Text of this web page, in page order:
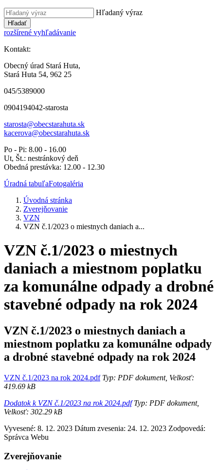
Hľadaný výraz
Hľadať
rozšírené vyhľadávanie
Kontakt:
Obecný úrad Stará Huta,
Stará Huta 54, 962 25
045/5389000
0904194042-starosta
starosta@obecstarahuta.sk
kacerova@obecstarahuta.sk
Po - Pi: 8.00 - 16.00
Ut, Št.: nestránkový deň
Obedná prestávka: 12.00 - 12.30
Úradná tabuľaFotogaléria
Úvodná stránka
Zverejňovanie
VZN
VZN č.1/2023 o miestnych daniach a...
VZN č.1/2023 o miestnych
daniach a miestnom poplatku
za komunálne odpady a drobné
stavebné odpady na rok 2024
VZN č.1/2023 o miestnych daniach a
miestnom poplatku za komunálne odpady
a drobné stavebné odpady na rok 2024
VZN č.1/2023 na rok 2024.pdfTyp: PDF dokument, Velkosť:
419.69 kB
Dodatok k VZN č.1/2023 na rok 2024.pdfTyp: PDF dokument,
Velkosť: 302.29 kB
Vyvesené: 8. 12. 2023 Dátum zvesenia: 24. 12. 2023 Zodpovedá:
Správca Webu
Zverejňovanie